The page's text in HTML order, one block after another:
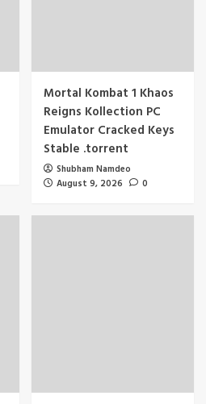
Mortal Kombat 1 Khaos
Reigns Kollection PC
Emulator Cracked Keys
Stable .torrent
Shubham Namdeo
August 9, 2026
0